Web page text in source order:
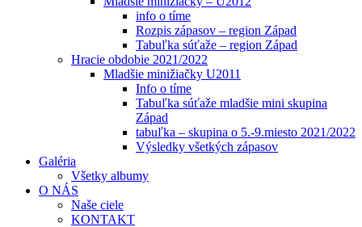
info o tíme
Rozpis zápasov – region Západ
Tabuľka súťaže – region Západ
Hracie obdobie 2021/2022
Mladšie minižiačky U2011
Info o tíme
Tabuľka súťaže mladšie mini skupina
Západ
tabuľka – skupina o 5.-9.miesto 2021/2022
Výsledky všetkých zápasov
Galéria
Všetky albumy
O NÁS
Naše ciele
KONTAKT